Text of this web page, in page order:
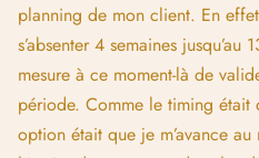
planning de mon client. En
s’absenter 4 semaines jusqu’au
mesure à ce moment-là de
période. Comme le timing
option était que je m’avance au